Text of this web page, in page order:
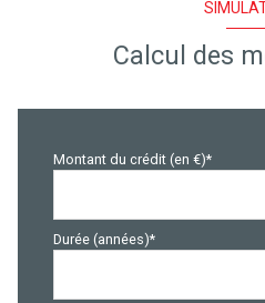
Calcul des
Montant du crédit (en €)*
Durée (années)*